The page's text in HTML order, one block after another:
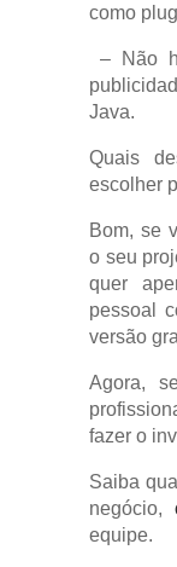
como
– Não
Java.
Quais
escolher
Bom, se
o seu
quer
pessoal
versão
Agora,
fazer o
Saiba
negócio,
equipe.